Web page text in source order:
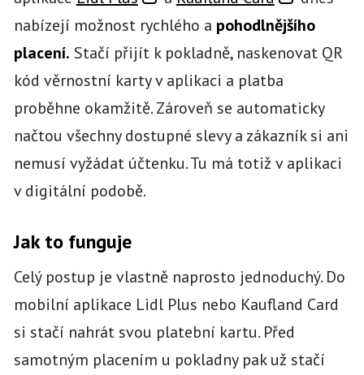
nabízejí možnost rychlého a pohodlnějšího
placení. Stačí přijít k pokladně, naskenovat QR
kód věrnostní karty v aplikaci a platba
proběhne okamžitě. Zároveň se automaticky
načtou všechny dostupné slevy a zákazník si ani
nemusí vyžádat účtenku. Tu má totiž v aplikaci
v digitální podobě.
Jak to funguje
Celý postup je vlastně naprosto jednoduchý. Do
mobilní aplikace Lidl Plus nebo Kaufland Card
si stačí nahrát svou platební kartu. Před
samotným placením u pokladny pak už stačí